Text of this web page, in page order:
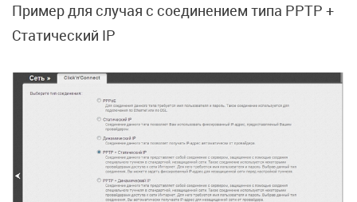
Пример для случая с соединением типа PPTP +
Статический IP